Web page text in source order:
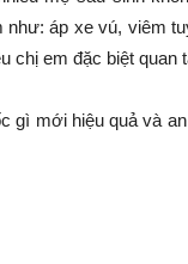
như: áp xe vú, viêm
chị em đặc biệt quan
gì mới hiệu quả và